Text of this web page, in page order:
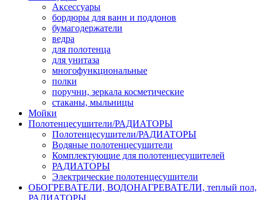
Аксессуары
бордюры для ванн и поддонов
бумагодержатели
ведра
для полотенца
для унитаза
многофункциональные
полки
поручни, зеркала косметические
стаканы, мыльницы
Мойки
Полотенцесушители/РАДИАТОРЫ
Полотенцесушители/РАДИАТОРЫ
Водяные полотенцесушители
Комплектующие для полотенцесушителей
РАДИАТОРЫ
Электрические полотенцесушители
ОБОГРЕВАТЕЛИ, ВОДОНАГРЕВАТЕЛИ, теплый пол,
РАДИАТОРЫ